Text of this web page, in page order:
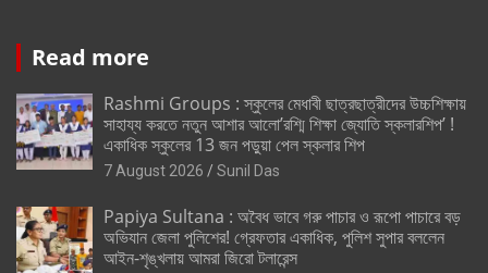
Read more
Rashmi Groups : স্কুলের মেধাবী ছাত্রছাত্রীদের উচ্চশিক্ষায়
সাহায্য করতে নতুন আশার আলো’রশ্মি শিক্ষা জ্যোতি স্কলারশিপ’ !
একাধিক স্কুলের 13 জন পড়ুয়া পেল স্কলার শিপ
7 August 2026 Sunil Das
Papiya Sultana : অবৈধ ভাবে গরু পাচার ও রূপো পাচারে বড়
অভিযান জেলা পুলিশের! গ্রেফতার একাধিক, পুলিশ সুপার বললেন
আইন-শৃঙ্খলায় আমরা জিরো টলারেন্স